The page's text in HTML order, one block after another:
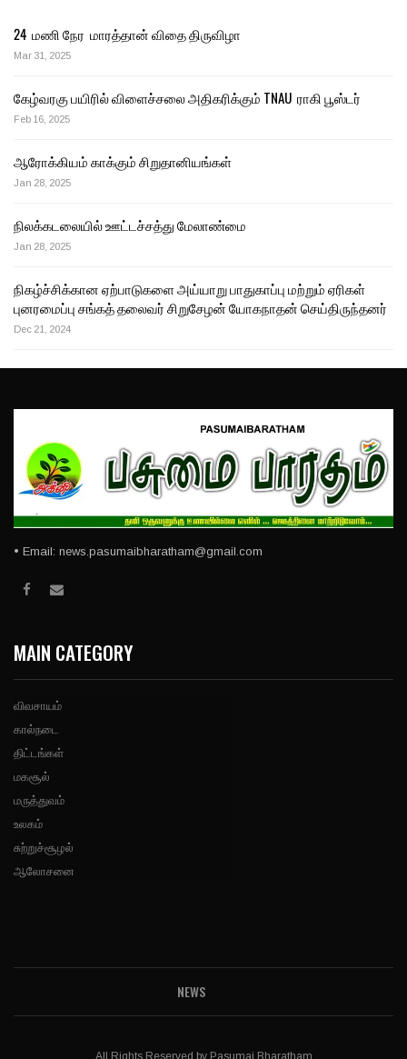
24 மணி நேர மாரத்தான் விதை திருவிழா
Mar 31, 2025
கேழ்வரகு பயிரில் விளைச்சலை அதிகரிக்கும் TNAU ராகி பூஸ்டர்
Feb 16, 2025
ஆரோக்கியம் காக்கும் சிறுதானியங்கள்
Jan 28, 2025
நிலக்கடலையில் ஊட்டச்சத்து மேலாண்மை
Jan 28, 2025
நிகழ்ச்சிக்கான ஏற்பாடுகளை அய்யாறு பாதுகாப்பு மற்றும் ஏரிகள்
புனரமைப்பு சங்கத் தலைவர் சிறுசேழன் யோகநாதன் செய்திருந்தனர்
Dec 21, 2024
• Email: news.pasumaibharatham@gmail.com
MAIN CATEGORY
விவசாயம்
கால்நடை
திட்டங்கள்
மகசூல்
மருத்துவம்
உலகம்
சுற்றுச்சூழல்
ஆலோசனை
NEWS